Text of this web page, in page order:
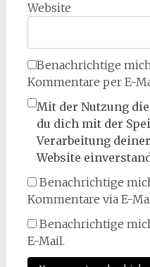
Website
Benachrichtige
Kommentare per E-
Mit der Nutzung
du dich mit der
Verarbeitung
Website
Benachrichtige
Kommentare via E-
Benachrichtige
E-Mail.